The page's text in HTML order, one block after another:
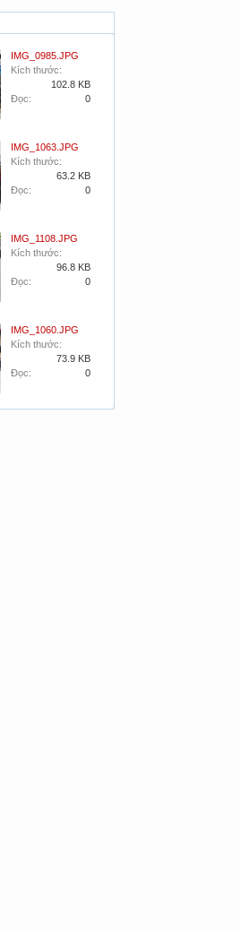
IMG_0985.JPG
Kích thước:
102.8 KB
Đọc:
0
IMG_1063.JPG
Kích thước:
63.2 KB
Đọc:
0
IMG_1108.JPG
Kích thước:
96.8 KB
Đọc:
0
IMG_1060.JPG
Kích thước:
73.9 KB
Đọc:
0